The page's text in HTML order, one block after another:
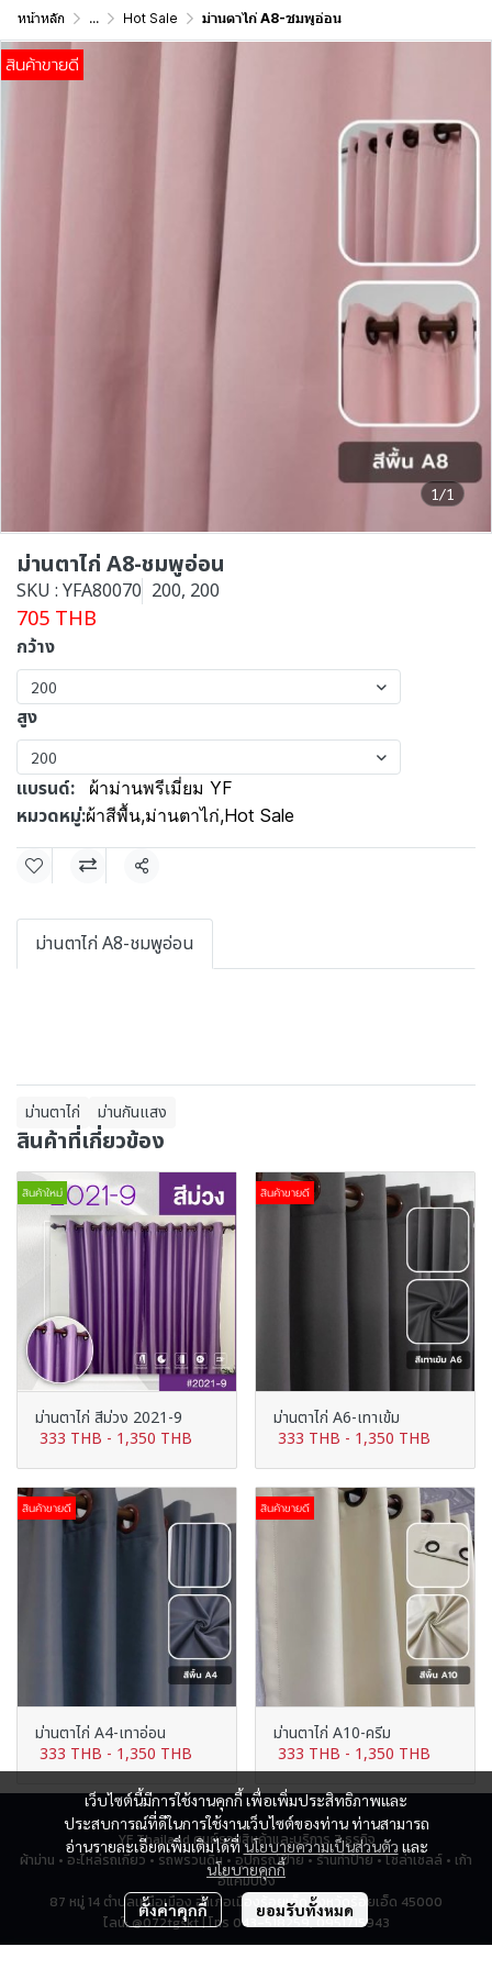
หน้าหลัก ... Hot Sale ม่านตาไก่ A8-ชมพูอ่อน
1/1
สินค้าขายดี
ม่านตาไก่ A8-ชมพูอ่อน
SKU : YFA80070 200, 200
705 THB
กว้าง
200
สูง
200
แบรนด์: ผ้าม่านพรีเมี่ยม YF
หมวดหมู่:ผ้าสีพื้น,ม่านตาไก่,Hot Sale
แชร์
ม่านตาไก่ A8-ชมพูอ่อน
ม่านตาไก่ ม่านกันแสง
สินค้าที่เกี่ยวข้อง
สินค้าใหม่
ม่านตาไก่ สีม่วง 2021-9
333 THB - 1,350 THB
สินค้าขายดี
ม่านตาไก่ A6-เทาเข้ม
333 THB - 1,350 THB
สินค้าขายดี
ม่านตาไก่ A4-เทาอ่อน
333 THB - 1,350 THB
สินค้าขายดี
ม่านตาไก่ A10-ครีม
333 THB - 1,350 THB
เว็บไซต์นี้มีการใช้งานคุกกี้ เพื่อเพิ่มประสิทธิภาพและ
ประสบการณ์ที่ดีในการใช้งานเว็บไซต์ของท่าน ท่านสามารถ
อ่านรายละเอียดเพิ่มเติมได้ที่นโยบายความเป็นส่วนตัว และ
นโยบายคุกกี้
ตั้งค่าคุกกี้ ยอมรับทั้งหมด
YF Thailand ศูนย์รวมสินค้าและบริการ 7 ธุรกิจ
ผ้าม่าน • อะไหล่รถเกี่ยว • รถพรวนดิน • อุปกรณ์ป้าย • ร้านทำป้าย • โซล่าเซลล์ • เก้า
อี้แคมป์ปิ้ง
87 หมู่ 14 ตำบลเหนือเมือง อำเภอเมืองร้อยเอ็ด จังหวัดร้อยเอ็ด 45000
ไลน์: @072tgskt | โทร 043-518259, 0951715943